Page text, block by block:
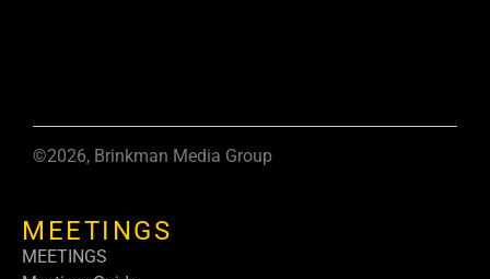
©2026, Brinkman Media Group
MEETINGS
MEETINGS